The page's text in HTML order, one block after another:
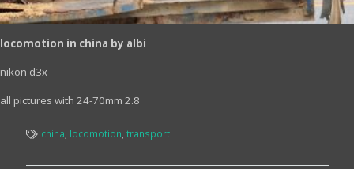
locomotion in china by albi
nikon d3x
all pictures with 24-70mm 2.8
china, locomotion,transport